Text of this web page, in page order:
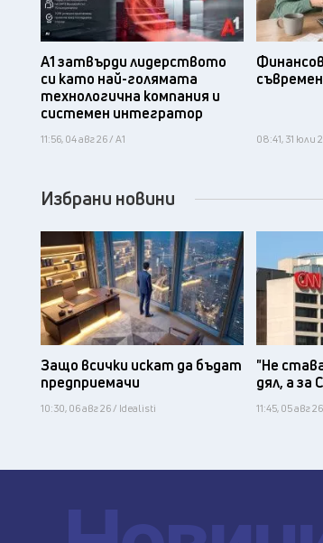
А1 затвърди лидерството
си като най-голямата
технологична компания и
системен интегратор
11:56, 04 авг 26 / А1 08:41, 31 юли
Избрани новини
Защо всички искат да бъдат
предприемачи
10:30, 06 авг 26 / Idealisti
"Не
дял, а за
11:45, 05 авг